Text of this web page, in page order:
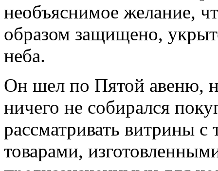
необъяснимое желание,
образом защищено,
неба.
Он шел по Пятой авеню,
ничего не собирался
рассматривать витрины
товарами,